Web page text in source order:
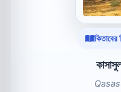
কিতাবের